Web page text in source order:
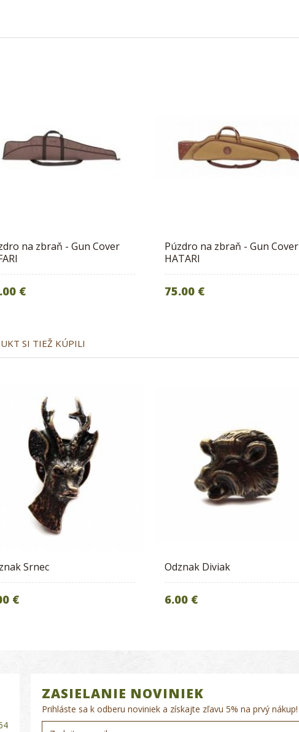
na zbraň - Gun Cover
€
Púzdro na zbraň - Gun Cover
HATARI
75.00 €
SI TIEŽ KÚPILI
Srnec
€
Odznak Diviak
6.00 €
ZASIELANIE NOVINIEK
Prihláste sa k odberu noviniek a získajte zľavu 5% na prvý nákup!